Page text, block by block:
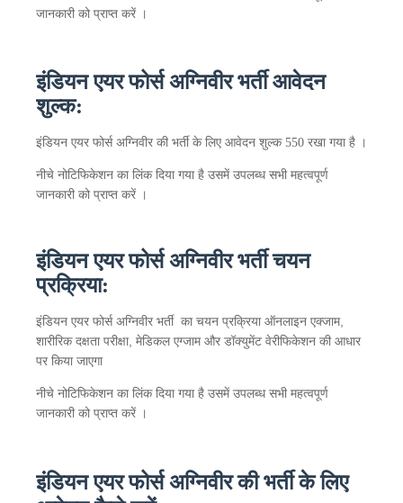
जानकारी को प्राप्त करें ।
इंडियन एयर फोर्स अग्निवीर भर्ती आवेदन
शुल्क:
इंडियन एयर फोर्स अग्निवीर की भर्ती के लिए आवेदन शुल्क 550 रखा गया है ।
नीचे नोटिफिकेशन का लिंक दिया गया है उसमें उपलब्ध सभी महत्वपूर्ण
जानकारी को प्राप्त करें ।
इंडियन एयर फोर्स अग्निवीर भर्ती चयन
प्रक्रिया:
इंडियन एयर फोर्स अग्निवीर भर्ती का चयन प्रक्रिया ऑनलाइन एक्जाम,
शारीरिक दक्षता परीक्षा, मेडिकल एग्जाम और डॉक्युमेंट वेरीफिकेशन की आधार
पर किया जाएगा
नीचे नोटिफिकेशन का लिंक दिया गया है उसमें उपलब्ध सभी महत्वपूर्ण
जानकारी को प्राप्त करें ।
इंडियन एयर फोर्स अग्निवीर की भर्ती के लिए